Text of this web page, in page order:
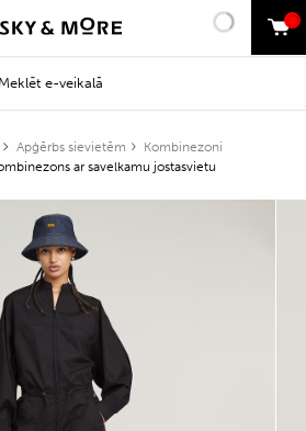
0
Apģērbs sievietēm
Kombinezoni
ar savelkamu jostasvietu